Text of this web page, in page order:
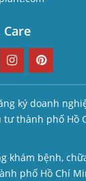
ký doanh
tư thành phố Hồ
khám bệnh,
phố Hồ Chí